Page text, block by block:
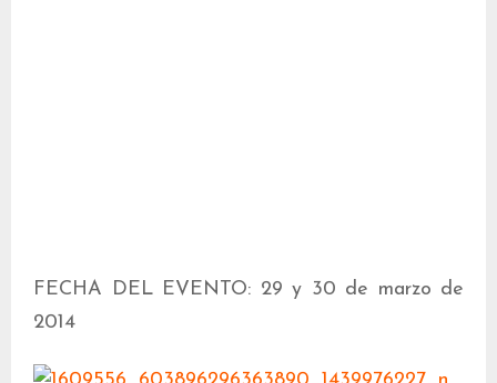
FECHA DEL EVENTO: 29 y 30 de marzo de
2014